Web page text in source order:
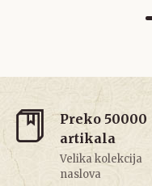
Preko 50000
artikala
Velika kolekcija
naslova